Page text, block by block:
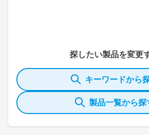
探したい製品を変更
キーワードから
製品一覧から探